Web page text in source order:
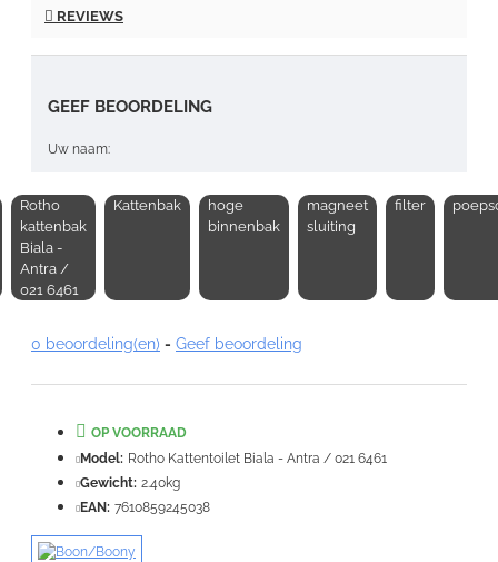
REVIEWS
GEEF BEOORDELING
Uw naam:
VERDER
Rotho
kattenbak
Biala -
Antra /
021 6461
Kattenbak
hoge
binnenbak
magneet
sluiting
filter
0 beoordeling(en) - Geef beoordeling
OP VOORRAAD
Model: Rotho Kattentoilet Biala - Antra / 021 6461
Gewicht: 2.40kg
EAN: 7610859245038